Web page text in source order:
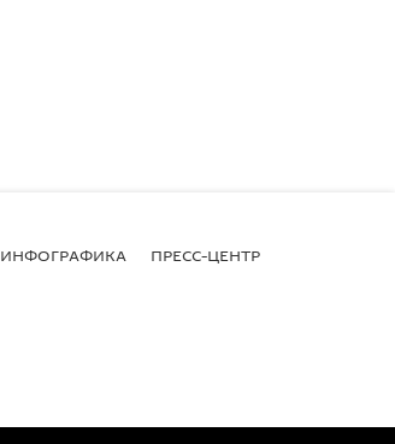
ИНФОГРАФИКА ПРЕСС-ЦЕНТР